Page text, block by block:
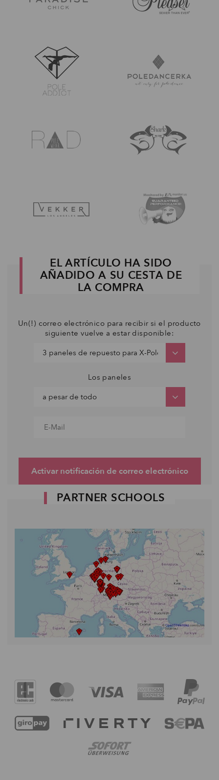
EL ARTÍCULO HA SIDO
AÑADIDO A SU CESTA DE
LA COMPRA
Un(!) correo electrónico para recibir si el producto
siguiente vuelve a estar disponible:
Los paneles
Activar notificación de correo electrónico
PARTNER SCHOOLS